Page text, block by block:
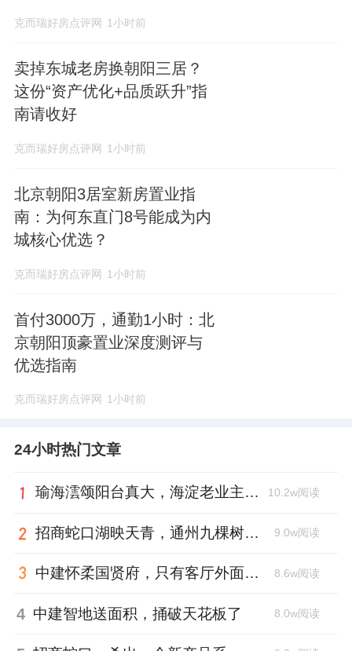
克而瑞好房点评网 1小时前
卖掉东城老房换朝阳三居？
这份“资产优化+品质跃升”指
南请收好
克而瑞好房点评网 1小时前
北京朝阳3居室新房置业指
南：为何东直门8号能成为内
城核心优选？
克而瑞好房点评网 1小时前
首付3000万，通勤1小时：北
京朝阳顶豪置业深度测评与
优选指南
克而瑞好房点评网 1小时前
24小时热门文章
瑜海澐颂阳台真大，海淀老业主慕了 10.2w阅读
招商蛇口湖映天青，通州九棵树首座宋韵新盘亮相 9.0w阅读
中建怀柔国贤府，只有客厅外面的才叫阳台 8.6w阅读
4 中建智地送面积，捅破天花板了 8.0w阅读